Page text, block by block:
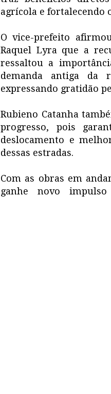
agrícola e fortalecendo
O vice-prefeito
Raquel Lyra que a
ressaltou a
demanda antiga da
expressando gratidão
Rubieno Catanha
progresso, pois
deslocamento e
dessas estradas.
Com as obras em
ganhe novo